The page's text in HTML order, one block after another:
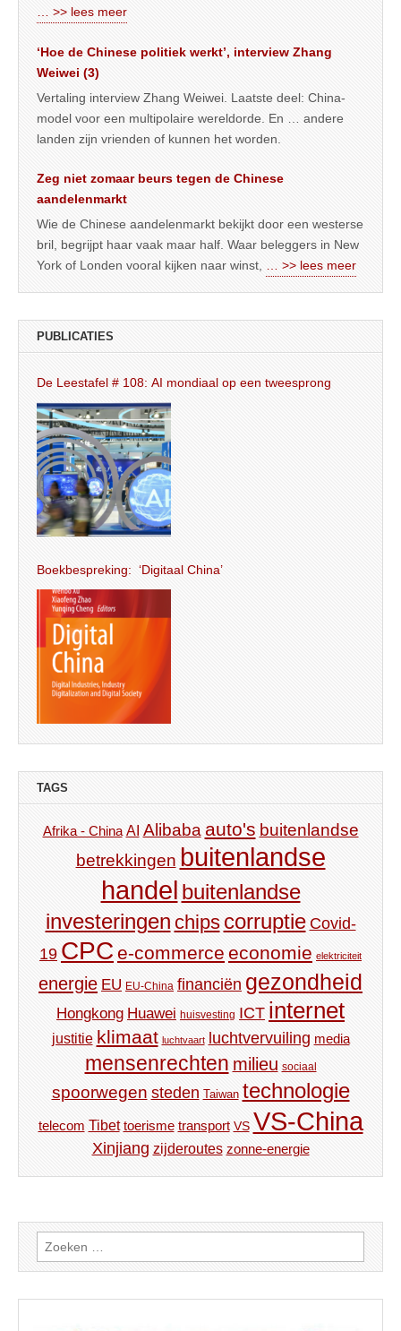
… >> lees meer
‘Hoe de Chinese politiek werkt’, interview Zhang
Weiwei (3)
Vertaling interview Zhang Weiwei. Laatste deel: China-
model voor een multipolaire wereldorde. En … andere
landen zijn vrienden of kunnen het worden.
Zeg niet zomaar beurs tegen de Chinese
aandelenmarkt
Wie de Chinese aandelenmarkt bekijkt door een westerse
bril, begrijpt haar vaak maar half. Waar beleggers in New
York of Londen vooral kijken naar winst, … >> lees meer
PUBLICATIES
De Leestafel # 108: AI mondiaal op een tweesprong
Boekbespreking: ‘Digitaal China’
TAGS
Afrika - China AI Alibaba auto's buitenlandse
betrekkingen buitenlandse
handel buitenlandse
investeringen chips corruptie Covid-
19 CPC e-commerce economie elektriciteit
energie EU EU-China financiën gezondheid
Hongkong Huawei huisvesting ICT internet
justitie klimaat luchtvaart luchtvervuiling media
mensenrechten milieu sociaal
spoorwegen steden Taiwan technologie
telecom Tibet toerisme transport VS VS-China
Xinjiang zijderoutes zonne-energie
Zoeken
naar: